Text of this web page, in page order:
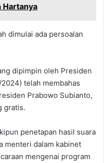
Hartanya
dimulai ada persoalan
dipimpin oleh Presiden
telah membahas
Prabowo Subianto,
gratis.
penetapan hasil suara
menteri dalam kabinet
mengenai program